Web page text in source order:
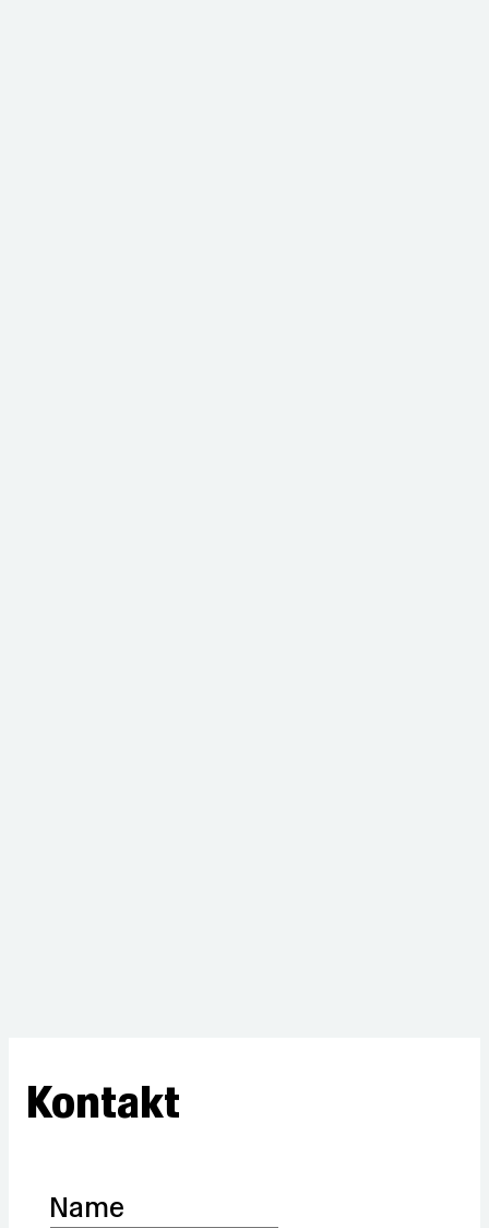
Kontakt
Name